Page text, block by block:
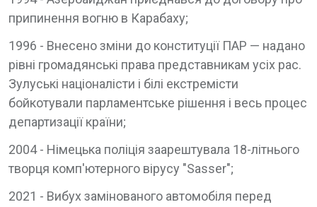
припинення вогню в Карабаху;
1996 - Внесено зміни до конституції ПАР — надано
рівні громадянські права представникам усіх рас.
Зулуські націоналісти і білі екстремісти
бойкотували парламентське рішення і весь процес
департизації країни;
2004 - Німецька поліція заарештувала 18-літнього
творця комп'ютерного вірусу "Sasser";
2021 - Вибух замінованого автомобіля перед